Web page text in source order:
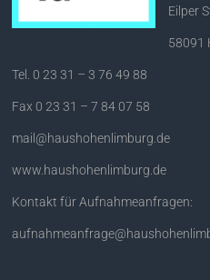
Eilper
58091
Tel. 0 23 31 – 3 76 49 88
Fax 0 23 31 – 7 84 07 58
mail@haushohenlimburg.de
www.haushohenlimburg.de
Kontakt für Aufnahmeanfragen: